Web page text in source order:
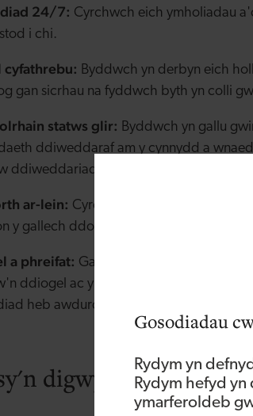
Gosodiadau
Rydym yn
Rydym hefyd
ymarferoldeb
24/7: Cyrchwch eich ymholiadau
i chi.
cyfathrebu: Byddwch yn derbyn eich
gan sicrhau na fyddwch byth yn colli
statws glir: Byddwch yn gallu
ddiweddaraf am y cynnydd a
ddiweddariadau neu newidiadau i'ch
ar-lein: Cyrchwch ein Canolfan
y gallech ddod ar eu traws gyda'r porth.
a phreifat: Gallwch gael tawelwch
ddiogel ac yn gyfrifol. Rydym yn
heb awdurdod at eich gwybodaeth
digwydd i fy hen